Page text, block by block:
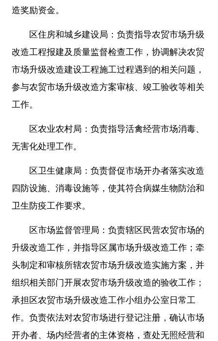
造奖励资金。
区住房和城乡建设局：负责指导农贸市场升级
改造工程报建及质量监督检查工作，协调解决农贸
市场升级改造建设工程施工过程遇到的相关问题，
参与农贸市场升级改造方案审核、竣工验收等相关
工作。
区农业农村局：负责指导活禽经营市场消毒、
无害化处理工作。
区卫生健康局：负责督促市场开办者落实改造
四防设施、消毒设施等，使其符合病媒生物防治和
卫生防疫工作要求。
区市场监督管理局：负责辖区民营农贸市场的
升级改造工作，并指导区属市场升级改造工作；牵
头制定和审核所辖农贸市场升级改造实施方案，并
组织相关部门开展农贸市场升级改造的验收工作；
承担区农贸市场升级改造工作小组办公室日常工
作。负责依法对农贸市场进行登记注册，确认市场
开办者、场内经营者的主体资格，查处无照经营和